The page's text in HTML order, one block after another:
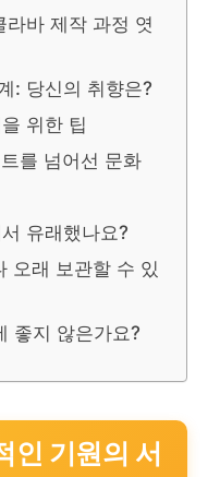
바 제작 과정 엿
: 당신의 취향은?
위한 팁
를 넘어선 문화
유래했나요?
오래 보관할 수 있
좋지 않은가요?
인 기원의 서